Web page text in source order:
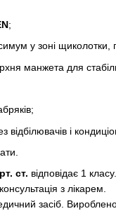
;
у зоні
манжета для
і
ст. відповідає 1
з лікарем.
засіб. Вироблено